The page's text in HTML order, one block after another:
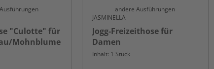
"Culotte" für
Mohnblume
andere Ausführungen
JASMINELLA
Jogg-Freizeithose für
Damen
Inhalt: 1 Stück